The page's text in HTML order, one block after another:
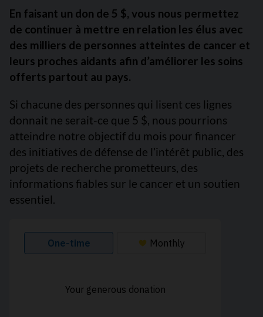
En faisant un don de 5 $, vous nous permettez
de continuer à mettre en relation les élus avec
des milliers de personnes atteintes de cancer et
leurs proches aidants afin d’améliorer les soins
offerts partout au pays.
Si chacune des personnes qui lisent ces lignes
donnait ne serait-ce que 5 $, nous pourrions
atteindre notre objectif du mois pour financer
des initiatives de défense de l’intérêt public, des
projets de recherche prometteurs, des
informations fiables sur le cancer et un soutien
essentiel.